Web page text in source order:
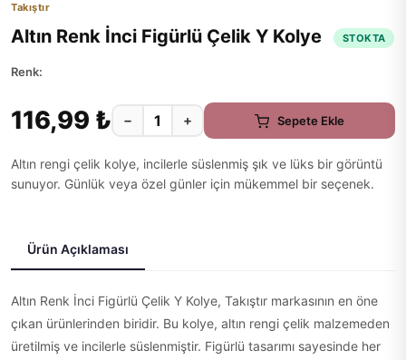
Takıştır
Altın Renk İnci Figürlü Çelik Y Kolye STOKTA
Renk:
116,99 ₺ − + Sepete Ekle
Altın rengi çelik kolye, incilerle süslenmiş şık ve lüks bir görüntü
sunuyor. Günlük veya özel günler için mükemmel bir seçenek.
Ürün Açıklaması
Altın Renk İnci Figürlü Çelik Y Kolye, Takıştır markasının en öne
çıkan ürünlerinden biridir. Bu kolye, altın rengi çelik malzemeden
üretilmiş ve incilerle süslenmiştir. Figürlü tasarımı sayesinde her